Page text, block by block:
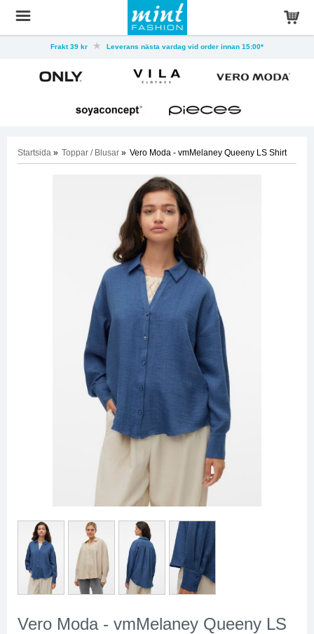
Frakt 39 kr Leverans nästa vardag vid order innan 15:00*
Startsida » Toppar / Blusar » Vero Moda - vmMelaney Queeny LS Shirt
Vero Moda - vmMelaney Queeny LS